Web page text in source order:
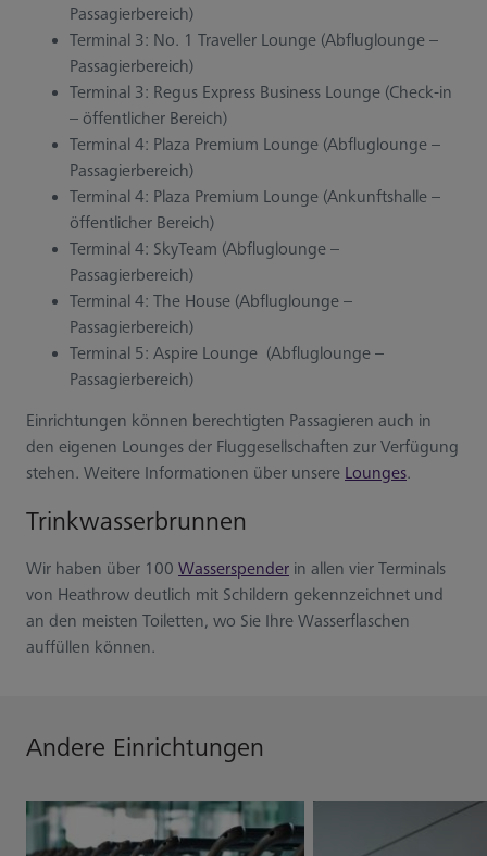
Passagierbereich)
Terminal 3: No. 1 Traveller Lounge (Abfluglounge –
Passagierbereich)
Terminal 3: Regus Express Business Lounge (Check-in
– öffentlicher Bereich)
Terminal 4: Plaza Premium Lounge (Abfluglounge –
Passagierbereich)
Terminal 4: Plaza Premium Lounge (Ankunftshalle –
öffentlicher Bereich)
Terminal 4: SkyTeam (Abfluglounge –
Passagierbereich)
Terminal 4: The House (Abfluglounge –
Passagierbereich)
Terminal 5: Aspire Lounge (Abfluglounge –
Passagierbereich)
Einrichtungen können berechtigten Passagieren auch in
den eigenen Lounges der Fluggesellschaften zur Verfügung
stehen. Weitere Informationen über unsere Lounges.
Trinkwasserbrunnen
Wir haben über 100 Wasserspender in allen vier Terminals
von Heathrow deutlich mit Schildern gekennzeichnet und
an den meisten Toiletten, wo Sie Ihre Wasserflaschen
auffüllen können.
Andere Einrichtungen